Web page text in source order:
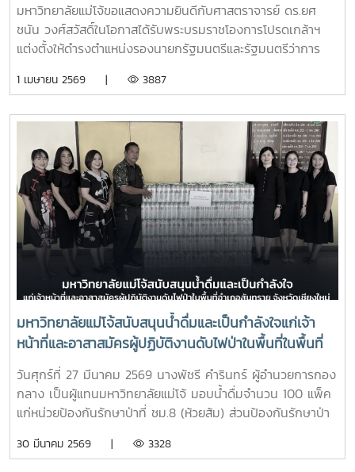
มหาวิทยาลัยแม่โจ้ขอแสดงความยินดีกับศาสตราจารย์ ดร.ยศ
ชนัน วงศ์สวัสดิ์ในโอกาสได้รับพระบรมราชโองการโปรดเกล้าฯ
แต่งตั้งให้ดำรงตำแหน่งรองนายกรัฐมนตรีและรัฐมนตรีว่าการ
ณ วันที่ 30 มีนาคม 2569
1 เมษายน 2569 | 3887
มหาวิทยาลัยแม่โจ้สนับสนุนน้ำดื่มและเป็นกำลังใจแก่เจ้า
หน้าที่และอาสาสมัครผู้ปฏิบัติงานดับไฟป่าในพื้นที่ในพื้นที่
อำเภอสันทราย จังหวัดเชียงใหม่
วันศุกร์ที่ 27 มีนาคม 2569 นางพัชรี คำรินทร์ ผู้อำนวยการกอง
กลาง เป็นผู้แทนมหาวิทยาลัยแม่โจ้ มอบน้ำดื่มจำนวน 100 แพ็ค
แก่หน่วยป้องกันรักษาป่าที่ ชม.8 (ห้วยส้ม) ส่วนป้องกันรักษาป่า
(เชียงใหม่) เพื่อใช้สนับสนุนการปฏิบัติงานของเจ้าหน้าที่ที่ปฏิบัติ
30 มีนาคม 2569 | 3328